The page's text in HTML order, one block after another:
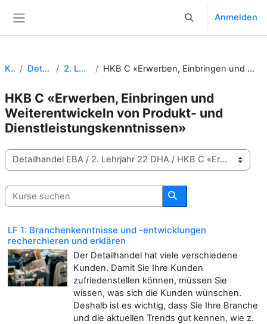
Sucheingabe
Anmelden
Kurse Detailhandel EBA 2. Lehrjahr 22 DHA HKB C «Erwerben, Einbringen und Weiterentwickeln von Produkt- und Dienstleistungskenntnissen»
HKB C «Erwerben, Einbringen und
Weiterentwickeln von Produkt- und
Dienstleistungskenntnissen»
Kursbereiche
Kurse suchen
Kurse suchen
LF 1: Branchenkenntnisse und -entwicklungen
recherchieren und erklären
Der Detailhandel hat viele verschiedene
Kunden. Damit Sie Ihre Kunden
zufriedenstellen können, müssen Sie
wissen, was sich die Kunden wünschen.
Deshalb ist es wichtig, dass Sie Ihre Branche
und die aktuellen Trends gut kennen, wie z.